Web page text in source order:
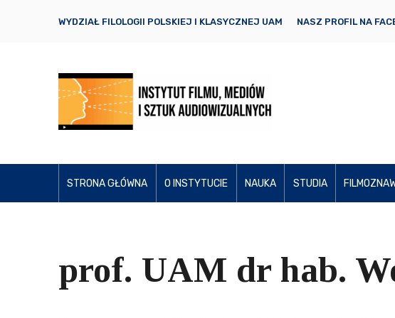
WYDZIAŁ FILOLOGII POLSKIEJ I KLASYCZNEJ UAM NASZ PROFIL NA
STRONA GŁÓWNA O INSTYTUCIE NAUKA STUDIA
prof. UAM dr hab.